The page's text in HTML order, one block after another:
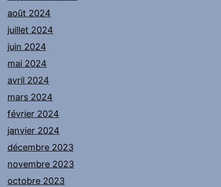
août 2024
juillet 2024
juin 2024
mai 2024
avril 2024
mars 2024
février 2024
janvier 2024
décembre 2023
novembre 2023
octobre 2023